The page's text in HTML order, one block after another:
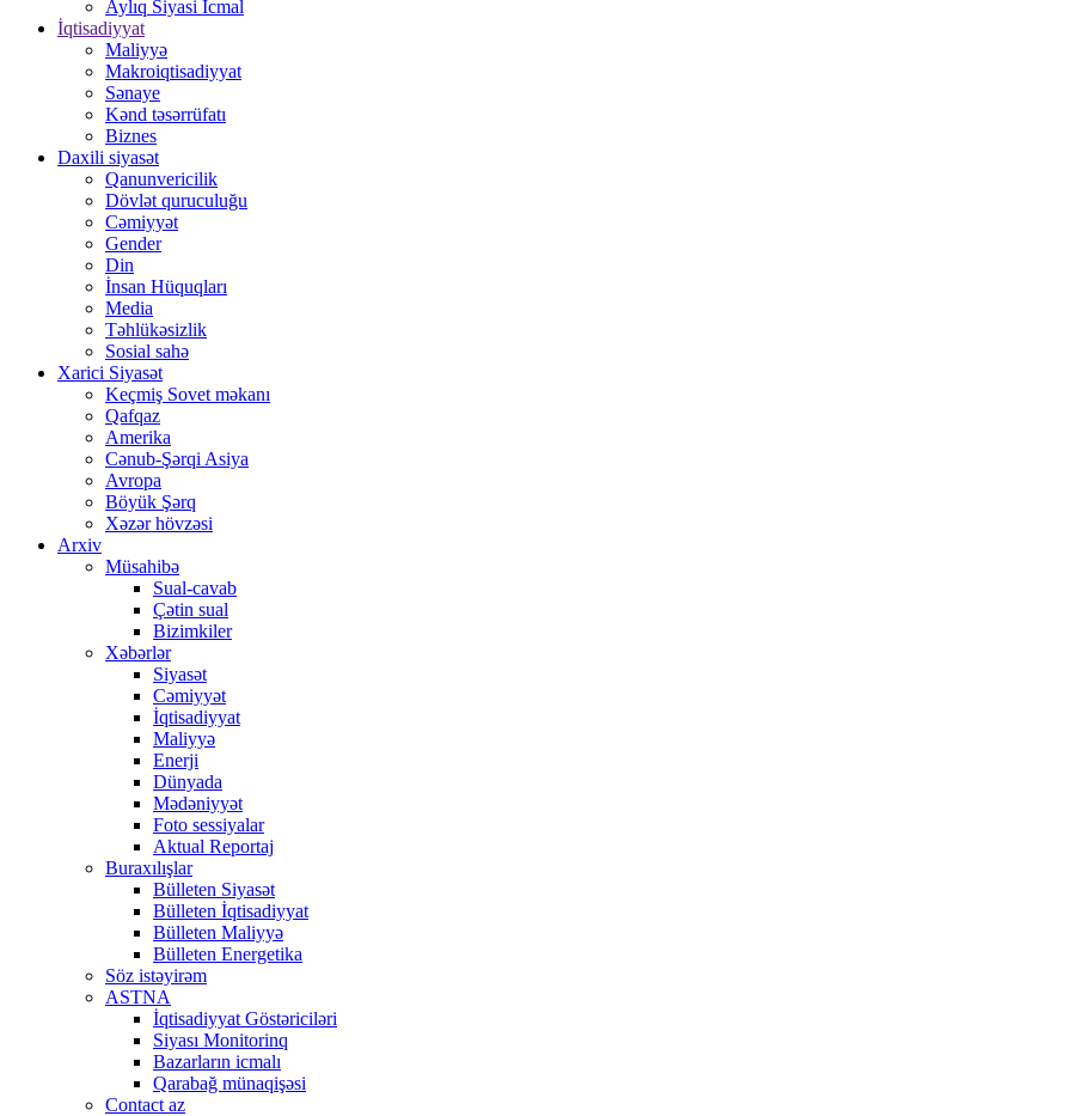
Aylıq Siyasi İcmal
İqtisadiyyat
Maliyyə
Makroiqtisadiyyat
Sənaye
Kənd təsərrüfatı
Biznes
Daxili siyasət
Qanunvericilik
Dövlət quruculuğu
Cəmiyyət
Gender
Din
İnsan Hüquqları
Media
Təhlükəsizlik
Sosial sahə
Xarici Siyasət
Keçmiş Sovet məkanı
Qafqaz
Amerika
Cənub-Şərqi Asiya
Avropa
Böyük Şərq
Xəzər hövzəsi
Arxiv
Müsahibə
Sual-cavab
Çətin sual
Bizimkiler
Xəbərlər
Siyasət
Cəmiyyət
İqtisadiyyat
Maliyyə
Enerji
Dünyada
Mədəniyyət
Foto sessiyalar
Aktual Reportaj
Buraxılışlar
Bülleten Siyasət
Bülleten İqtisadiyyat
Bülleten Maliyyə
Bülleten Energetika
Söz istəyirəm
ASTNA
İqtisadiyyat Göstəriciləri
Siyası Monitorinq
Bazarların icmalı
Qarabağ münaqişəsi
Contact az